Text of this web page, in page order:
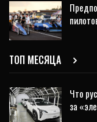
ТОП МЕСЯЦА
Что
за